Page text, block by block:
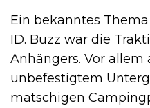
Ein bekanntes
ID. Buzz war die
Anhängers. Vor allem
unbefestigtem
matschigen